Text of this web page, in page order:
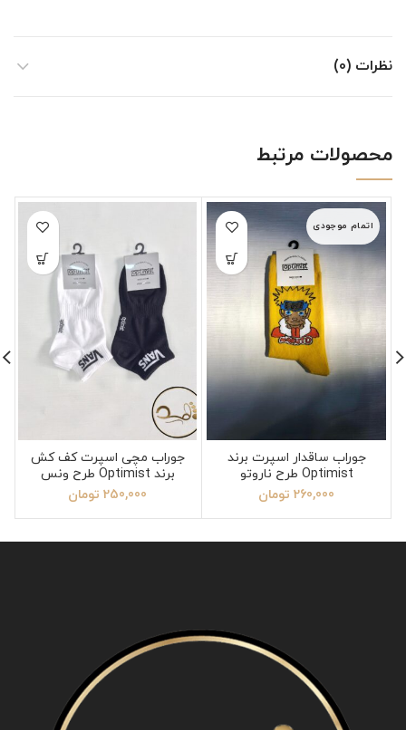
نظرات (0)
محصولات مرتبط
اتمام موجودی
جوراب ساقدار اسپرت برند
Optimist طرح ناروتو
260,000 تومان
جوراب مچی اسپرت کف کش
برند Optimist طرح ونس
250,000 تومان